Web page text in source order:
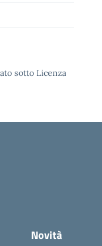
sotto Licenza
Novità